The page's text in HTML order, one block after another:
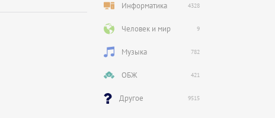
Информатика 4328
Человек и мир 9
Музыка 782
ОБЖ 421
Другое 9515